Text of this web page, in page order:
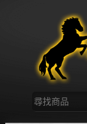
尋
找：